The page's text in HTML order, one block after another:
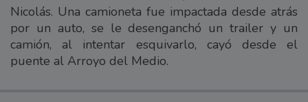
Nicolás. Una camioneta fue impactada desde atrás
por un auto, se le desenganchó un trailer y un
camión, al intentar esquivarlo, cayó desde el
puente al Arroyo del Medio.